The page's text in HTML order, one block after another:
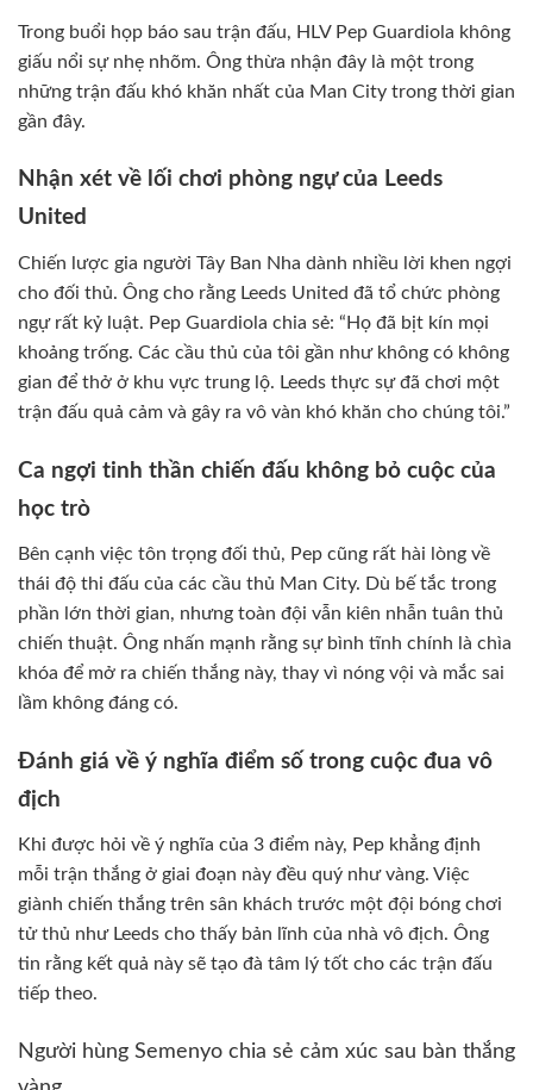
Trong buổi họp báo sau trận đấu, HLV Pep Guardiola không
giấu nổi sự nhẹ nhõm. Ông thừa nhận đây là một trong
những trận đấu khó khăn nhất của Man City trong thời gian
gần đây.
Nhận xét về lối chơi phòng ngự của Leeds
United
Chiến lược gia người Tây Ban Nha dành nhiều lời khen ngợi
cho đối thủ. Ông cho rằng Leeds United đã tổ chức phòng
ngự rất kỷ luật. Pep Guardiola chia sẻ: “Họ đã bịt kín mọi
khoảng trống. Các cầu thủ của tôi gần như không có không
gian để thở ở khu vực trung lộ. Leeds thực sự đã chơi một
trận đấu quả cảm và gây ra vô vàn khó khăn cho chúng tôi.”
Ca ngợi tinh thần chiến đấu không bỏ cuộc của
học trò
Bên cạnh việc tôn trọng đối thủ, Pep cũng rất hài lòng về
thái độ thi đấu của các cầu thủ Man City. Dù bế tắc trong
phần lớn thời gian, nhưng toàn đội vẫn kiên nhẫn tuân thủ
chiến thuật. Ông nhấn mạnh rằng sự bình tĩnh chính là chìa
khóa để mở ra chiến thắng này, thay vì nóng vội và mắc sai
lầm không đáng có.
Đánh giá về ý nghĩa điểm số trong cuộc đua vô
địch
Khi được hỏi về ý nghĩa của 3 điểm này, Pep khẳng định
mỗi trận thắng ở giai đoạn này đều quý như vàng. Việc
giành chiến thắng trên sân khách trước một đội bóng chơi
tử thủ như Leeds cho thấy bản lĩnh của nhà vô địch. Ông
tin rằng kết quả này sẽ tạo đà tâm lý tốt cho các trận đấu
tiếp theo.
Người hùng Semenyo chia sẻ cảm xúc sau bàn thắng